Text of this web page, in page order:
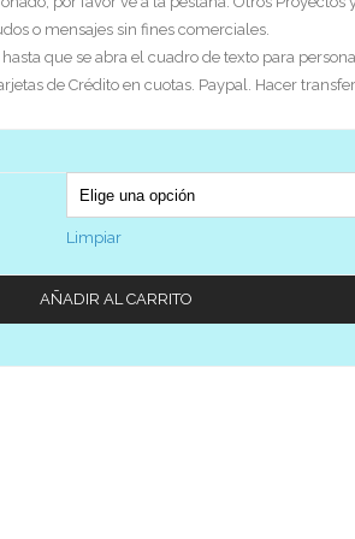
o mensajes sin fines comerciales.
que se abra el cuadro de texto para
de Crédito en cuotas. Paypal. Hacer
Limpiar
AÑADIR AL CARRITO